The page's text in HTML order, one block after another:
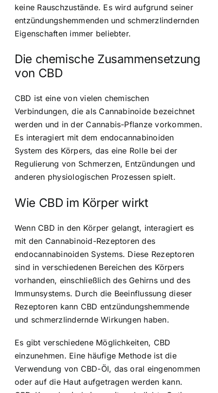
keine Rauschzustände. Es wird aufgrund seiner
entzündungshemmenden und schmerzlindernden
Eigenschaften immer beliebter.
Die chemische Zusammensetzung
von CBD
CBD ist eine von vielen chemischen
Verbindungen, die als Cannabinoide bezeichnet
werden und in der Cannabis-Pflanze vorkommen.
Es interagiert mit dem endocannabinoiden
System des Körpers, das eine Rolle bei der
Regulierung von Schmerzen, Entzündungen und
anderen physiologischen Prozessen spielt.
Wie CBD im Körper wirkt
Wenn CBD in den Körper gelangt, interagiert es
mit den Cannabinoid-Rezeptoren des
endocannabinoiden Systems. Diese Rezeptoren
sind in verschiedenen Bereichen des Körpers
vorhanden, einschließlich des Gehirns und des
Immunsystems. Durch die Beeinflussung dieser
Rezeptoren kann CBD entzündungshemmende
und schmerzlindernde Wirkungen haben.
Es gibt verschiedene Möglichkeiten, CBD
einzunehmen. Eine häufige Methode ist die
Verwendung von CBD-Öl, das oral eingenommen
oder auf die Haut aufgetragen werden kann.